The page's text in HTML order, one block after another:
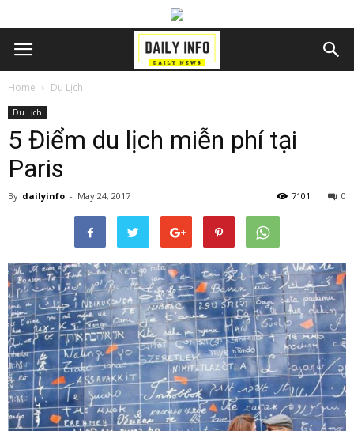
Home Du Lịch
Du Lịch
5 Điểm du lịch miễn phí tại
Paris
By dailyinfo - May 24, 2017 0
7101